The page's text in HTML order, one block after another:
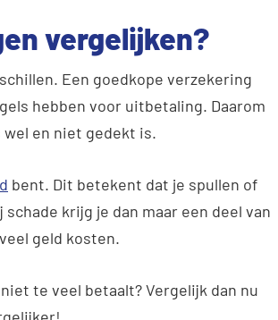
vergelijken?
Een goedkope verzekering
hebben voor uitbetaling. Daarom
en niet gedekt is.
bent. Dit betekent dat je spullen of
krijg je dan maar een deel van
geld kosten.
te veel betaalt? Vergelijk dan nu